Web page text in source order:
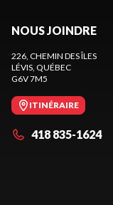
NOUS JOINDRE
226, CHEMIN DES ÎLES
LÉVIS, QUÉBEC
G6V 7M5
ITINÉRAIRE
418 835-1624